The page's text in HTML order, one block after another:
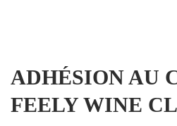
ADHÉSION AU
FEELY WINE